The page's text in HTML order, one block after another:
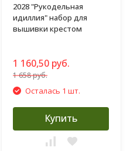
2028 "Рукодельная
идиллия" набор для
вышивки крестом
1 160,50 руб.
1 658 руб.
Осталась 1 шт.
Купить